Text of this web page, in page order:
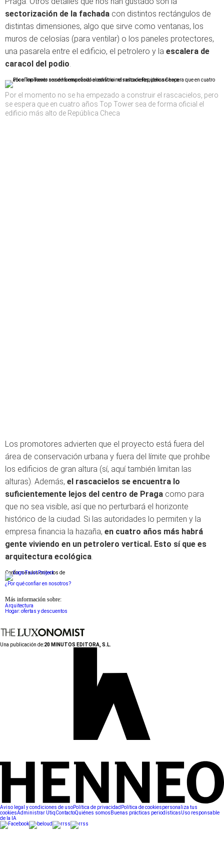
sectorización de la fachada con distintos rectángulos de
distintas dimensiones, algo que sirve como ventanas, los
muros de celosías (para ventilar) o los paneles protectores,
una pasarela entre el edificio, el petrolero y la escalera de
caracol del podio.
Por el momento no se ha empezado a construir el rascacielos, pero
se espera que en cuatro años Top Tower sea de forma oficial el
edificio más alto de República Checa
Los promotores advierten que el proyecto está fuera del
área de conservación urbana y fuera del límite que prohíbe
los edificios de gran altura (sí, aquí también limitan las
alturas). Además, el rascacielos se encuentra lo
suficientemente lejos del centro de Praga como para
que no sea visible, así que no perturbará el horizonte
histórico de la ciudad. Si las autoridades lo permiten y la
empresa financia la hazaña, en cuatro años más habrá
gente viviendo en un petrolero vertical. Esto sí que es
arquitectura ecológica.
Conforme a los criterios de
¿Por qué confiar en nosotros?
Más información sobre:
Arquitectura
Hogar: ofertas y descuentos
Una publicación de:20 MINUTOS EDITORA, S.L.
Aviso legal y condiciones de usoPolítica de privacidad Política de cookiespersonaliza tus
cookiesAdministrar UtiqContactoQuiénes somos Buenas prácticas periodísticasUso responsable
de la IA